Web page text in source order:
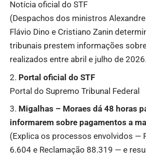
Notícia oficial do STF
(Despachos dos ministros
Flávio Dino e Cristiano Zanin
tribunais prestem informações
realizados entre abril e julho de
Portal oficial do STF
Portal do Supremo Tribunal Federal
Migalhas – Moraes dá 48 horas
informarem sobre pagamentos a
(Explica os processos envolvidos —
6.604 e Reclamação 88.319 — e